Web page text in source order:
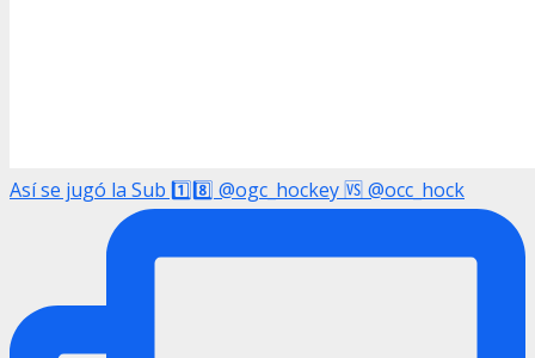
Así se jugó la Sub 1️⃣8️⃣ @ogc_hockey 🆚 @occ_hock